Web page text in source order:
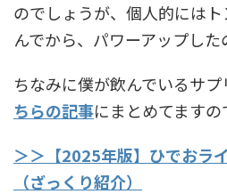
のでしょうが、個人的には
んでから、パワーアップした
ちなみに僕が飲んでいるサ
ちらの記事にまとめてますの
＞＞【2025年版】ひでおラ
（ざっくり紹介）